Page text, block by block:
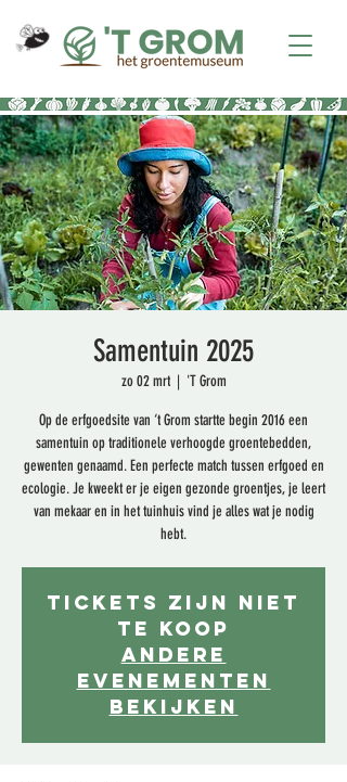
Samentuin 2025
zo 02 mrt
  |
'T Grom
Op de erfgoedsite van ‘t Grom startte begin 2016 een
samentuin op traditionele verhoogde groentebedden,
gewenten genaamd. Een perfecte match tussen erfgoed en
ecologie. Je kweekt er je eigen gezonde groentjes, je leert
van mekaar en in het tuinhuis vind je alles wat je nodig
hebt.
Tickets zijn niet
te koop
Andere
evenementen
bekijken